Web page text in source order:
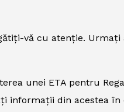
vă cu atenție. Urmați
unei ETA pentru
informații din acestea în